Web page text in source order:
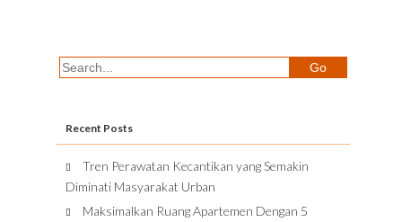
Recent Posts
Tren Perawatan Kecantikan yang Semakin
Diminati Masyarakat Urban
Maksimalkan Ruang Apartemen Dengan 5